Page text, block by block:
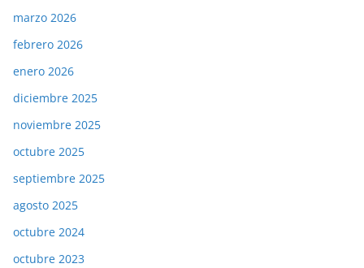
marzo 2026
febrero 2026
enero 2026
diciembre 2025
noviembre 2025
octubre 2025
septiembre 2025
agosto 2025
octubre 2024
octubre 2023